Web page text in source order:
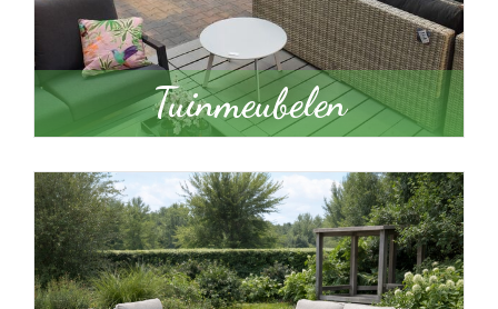
Tuinmeubelen